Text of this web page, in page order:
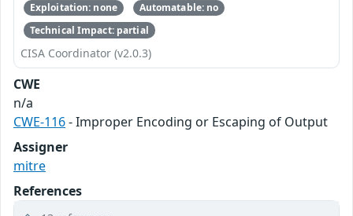
Exploitation: none
Automatable: no
Technical Impact: partial
CISA Coordinator (v2.0.3)
CWE
n/a
CWE-116- Improper Encoding or Escaping of Output
Assigner
mitre
References